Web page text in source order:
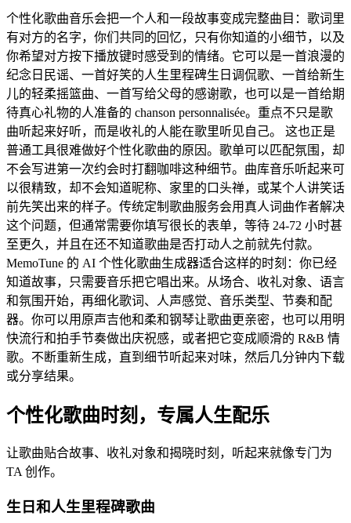
个性化歌曲音乐会把一个人和一段故事变成完整曲目：歌词里
有对方的名字，你们共同的回忆，只有你知道的小细节，以及
你希望对方按下播放键时感受到的情绪。它可以是一首浪漫的
纪念日民谣、一首好笑的人生里程碑生日调侃歌、一首给新生
儿的轻柔摇篮曲、一首写给父母的感谢歌，也可以是一首给期
待真心礼物的人准备的 chanson personnalisée。重点不只是歌
曲听起来好听，而是收礼的人能在歌里听见自己。 这也正是
普通工具很难做好个性化歌曲的原因。歌单可以匹配氛围，却
不会写进第一次约会时打翻咖啡这种细节。曲库音乐听起来可
以很精致，却不会知道昵称、家里的口头禅，或某个人讲笑话
前先笑出来的样子。传统定制歌曲服务会用真人词曲作者解决
这个问题，但通常需要你填写很长的表单，等待 24-72 小时甚
至更久，并且在还不知道歌曲是否打动人之前就先付款。
MemoTune 的 AI 个性化歌曲生成器适合这样的时刻：你已经
知道故事，只需要音乐把它唱出来。从场合、收礼对象、语言
和氛围开始，再细化歌词、人声感觉、音乐类型、节奏和配
器。你可以用原声吉他和柔和钢琴让歌曲更亲密，也可以用明
快流行和拍手节奏做出庆祝感，或者把它变成顺滑的 R&B 情
歌。不断重新生成，直到细节听起来对味，然后几分钟内下载
或分享结果。
个性化歌曲时刻，专属人生配乐
让歌曲贴合故事、收礼对象和揭晓时刻，听起来就像专门为
TA 创作。
生日和人生里程碑歌曲